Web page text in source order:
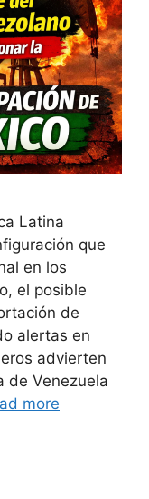
Latina
que
en los
el posible
de
alertas en
advierten
de Venezuela
more